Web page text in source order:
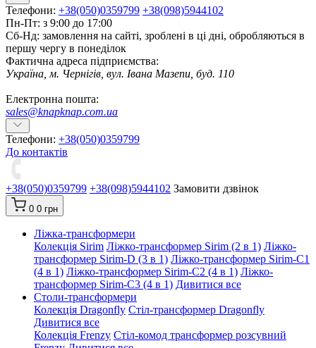
Телефони: +38(050)0359799 +38(098)5944102
Пн-Пт: з 9:00 до 17:00
Сб-Нд: замовлення на сайті, зроблені в ці дні, обробляються в
першу чергу в понеділок
Фактична адреса підприємства:
Україна, м. Чернігів, вул. Івана Мазепи, буд. 110
Електронна пошта:
sales@knapknap.com.ua
Телефони: +38(050)0359799
До контактів
+38(050)0359799 +38(098)5944102 Замовити дзвінок
0 0 грн
Ліжка-трансформери
Колекція Sirim Ліжко-трансформер Sirim (2 в 1) Ліжко-
трансформер Sirim-D (3 в 1) Ліжко-трансформер Sirim-C1
(4 в 1) Ліжко-трансформер Sirim-C2 (4 в 1) Ліжко-
трансформер Sirim-C3 (4 в 1) Дивитися все
Столи-трансформери
Колекція Dragonfly Стіл-трансформер Dragonfly
Дивитися все
Колекція Frenzy Стіл-комод трансформер розсувний